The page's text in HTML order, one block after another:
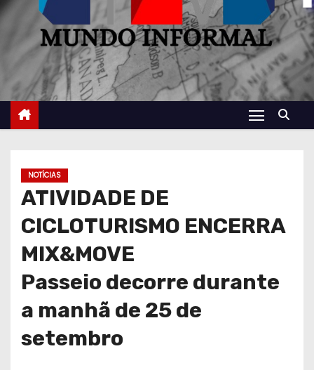
NOTÍCIAS
ATIVIDADE DE
CICLOTURISMO ENCERRA
MIX&MOVE
Passeio decorre durante
a manhã de 25 de
setembro